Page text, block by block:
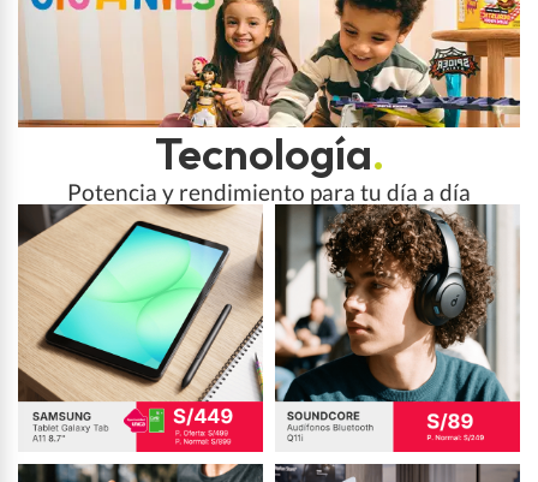
Tecnología.
Potencia y rendimiento para tu día a día